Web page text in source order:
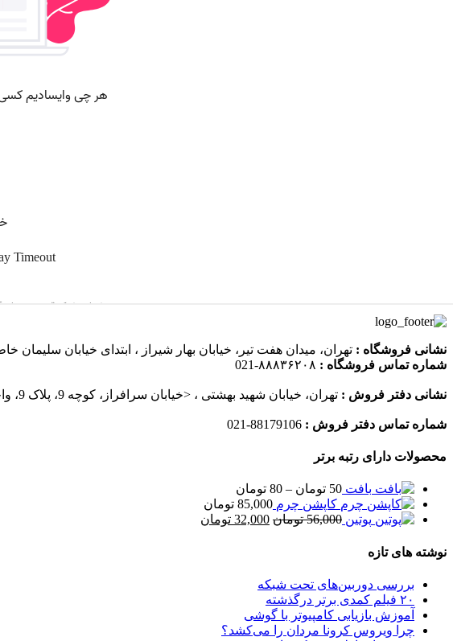
نشانی فروشگاه : تهران، میدان هفت تیر، خیابان بهار شیراز ، ابتدای خیابان سلیمان
شماره تماس فروشگاه :
نشانی دفتر فروش : تهران، خیابان شهید بهشتی ، <خیابان سرافراز، کوچه 9، پلاک 9، واحد 15، طبقه 4
شماره تماس دفتر فروش :
محصولات دارای رتبه برتر
بافت 50 تومان –
80 تومان
قیمت:
50 تومان
کاپشن چرم 85,000 تومان
پوتین 56,000 تومان قیمت
32,000 تومان
نوشته های تازه
بررسی دوربین‌های تحت شبکه
۲۰ فیلم کمدی برتر درگذشته
آموزش بازیابی کامپیوتر با گوشی
چرا ویروس کرونا مردان را می‌کشد؟